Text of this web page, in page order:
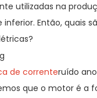
utilizadas na
Então, quais
de correnteruído
que o motor é a